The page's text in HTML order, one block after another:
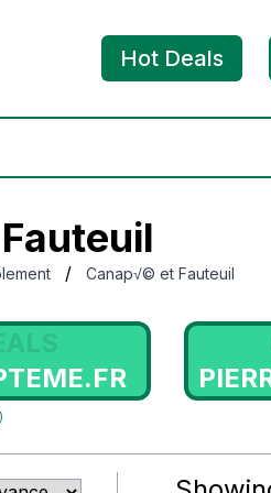
Hot Deals
/ Canap√© et Fauteuil